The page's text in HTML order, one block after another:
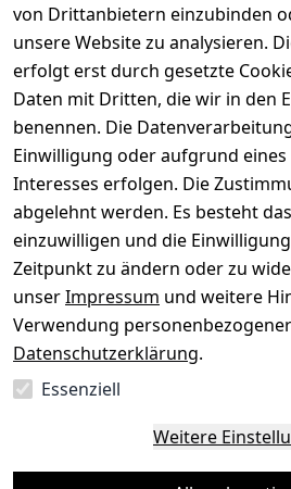
von Drittanbietern einzubinden
unsere Website zu analysieren.
erfolgt erst durch gesetzte
Daten mit Dritten, die wir in den
benennen. Die
Einwilligung oder aufgrund
Interesses erfolgen. Die
abgelehnt werden. Es besteht
einzuwilligen und die
Zeitpunkt zu ändern oder zu
unserImpressum und weitere
Verwendung
Datenschutzerklärung.
Essenziell
Weitere
Dein altes Gerät ist bares Geld
wenigen Minuten, kostenfrei
aufs Konto.
Gerät verkaufen
Sichere Zahlungsarten
SEPA Bank
Sicherheit
Deine Daten. Sicher. Vertraulich.